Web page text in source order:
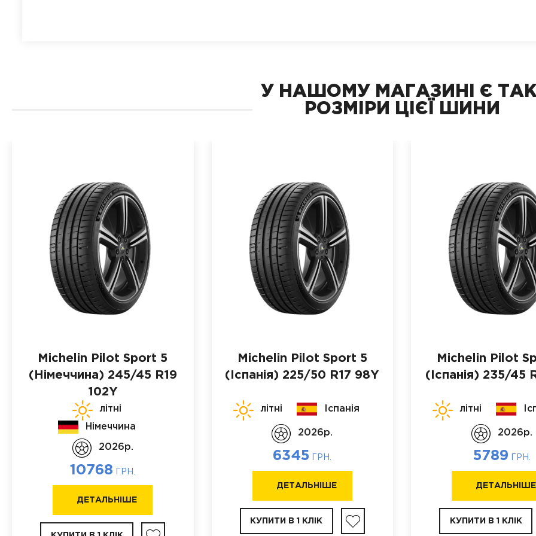
У НАШОМУ МАГАЗИНІ Є
РОЗМІРИ ЦІЄЇ ШИНИ
Michelin Pilot Sport 5
(Німеччина) 245/45 R19
102Y
літні
Німеччина
2026p.
10768 ГРН.
ДЕТАЛЬНІШЕ
Michelin Pilot Sport 5
(Іспанія) 225/50 R17 98Y
літні Іспанія
2026p.
6345 ГРН.
ДЕТАЛЬНІШЕ
КУПИТИ В 1 КЛІК
Michelin Pilot
(Іспанія) 235/45
літні
2026p.
5789 ГРН.
ДЕТАЛЬНІШЕ
КУПИТИ В 1 КЛІК